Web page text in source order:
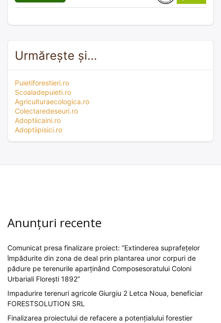
Urmărește și…
Puietiforestieri.ro
Scoaladepuieti.ro
Agriculturaecologica.ro
Colectaredeseuri.ro
Adoptiicaini.ro
Adoptiipisici.ro
Anunțuri recente
Comunicat presa finalizare proiect: ”Extinderea suprafețelor
împădurite din zona de deal prin plantarea unor corpuri de
pădure pe terenurile aparținând Composesoratului Coloni
Urbariali Florești 1892”
Impadurire terenuri agricole Giurgiu 2 Letca Noua, beneficiar
FORESTSOLUTION SRL
Finalizarea proiectului de refacere a potențialului forestier